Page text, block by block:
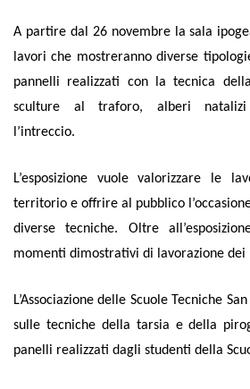
A partire dal 26 novembre la sala
lavori che mostreranno diverse
pannelli realizzati con la tecnica
sculture al traforo, alberi natalizi
l’intreccio.
L’esposizione vuole valorizzare le
territorio e offrire al pubblico
diverse tecniche. Oltre
momenti dimostrativi di lavorazione
L’Associazione delle Scuole Tecniche
sulle tecniche della tarsia e della
panelli realizzati dagli studenti della